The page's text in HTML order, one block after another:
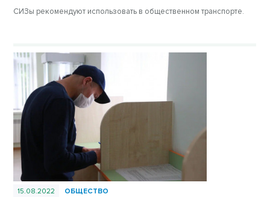
СИЗы рекомендуют использовать в общественном транспорте.
15.08.2022 ОБЩЕСТВО